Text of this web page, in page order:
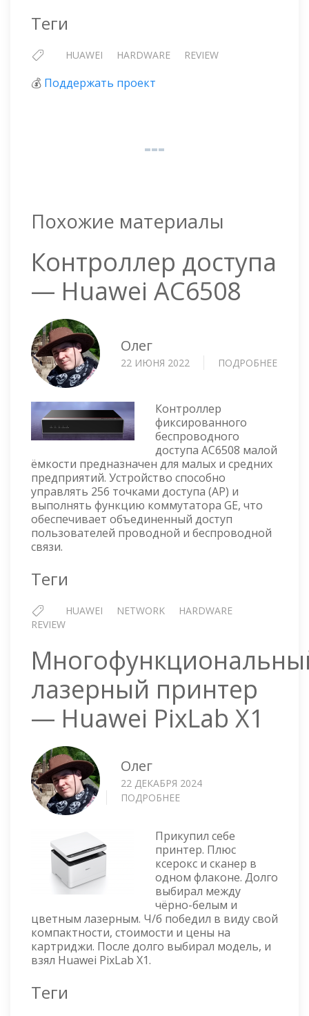
Теги
HUAWEI HARDWARE REVIEW
💰 Поддержать проект
Похожие материалы
Контроллер доступа
— Huawei AC6508
Олег
22 ИЮНЯ 2022 ПОДРОБНЕЕ
Контроллер
фиксированного
беспроводного
доступа AC6508 малой
ёмкости предназначен для малых и средних
предприятий. Устройство способно
управлять 256 точками доступа (AP) и
выполнять функцию коммутатора GE, что
обеспечивает объединенный доступ
пользователей проводной и беспроводной
связи.
Теги
HUAWEI NETWORK
HARDWARE
REVIEW
лазерный принтер
— Huawei PixLab X1
Олег
22 ДЕКАБРЯ 2024
ПОДРОБНЕЕ
ПРИНТЕР
—
HUAWEI
PIXLAB
X1
Прикупил себе
принтер. Плюс
ксерокс и сканер в
одном флаконе. Долго
выбирал между
чёрно-белым и
цветным лазерным. Ч/б победил в виду свой
компактности, стоимости и цены на
картриджи. После долго выбирал модель, и
взял Huawei PixLab X1.
Теги